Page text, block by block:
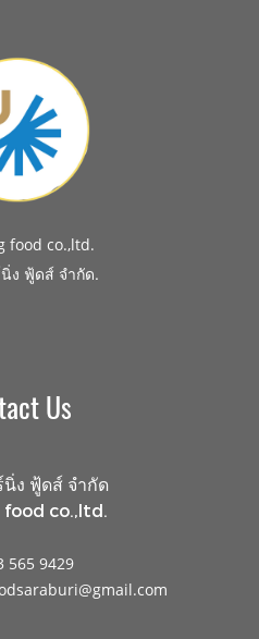
food co.,ltd.
ง ฟู้ดส์ จำกัด.
Us
ง ฟู้ดส์ จำกัด
food co.,ltd.
565 9429